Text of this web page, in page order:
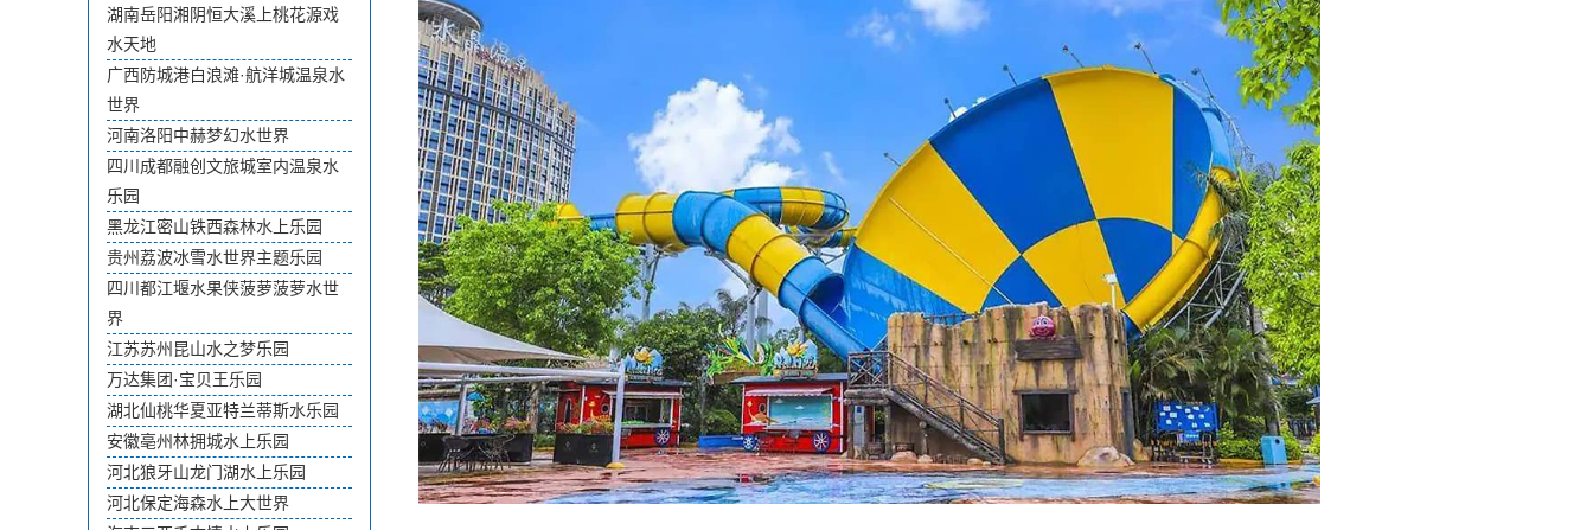
湖南岳阳湘阴恒大溪上桃花源戏
水天地
广西防城港白浪滩·航洋城温泉水
世界
河南洛阳中赫梦幻水世界
四川成都融创文旅城室内温泉水
乐园
黑龙江密山铁西森林水上乐园
贵州荔波冰雪水世界主题乐园
四川都江堰水果侠菠萝菠萝水世
界
江苏苏州昆山水之梦乐园
万达集团·宝贝王乐园
湖北仙桃华夏亚特兰蒂斯水乐园
安徽亳州林拥城水上乐园
河北狼牙山龙门湖水上乐园
河北保定海森水上大世界